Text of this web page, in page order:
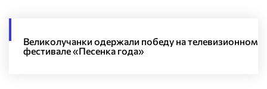
Великолучанки одержали победу на телевизионном
фестивале «Песенка года»